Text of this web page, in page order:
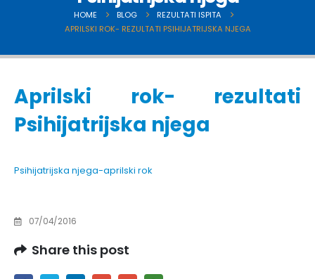
HOME BLOG
REZULTATI ISPITA
APRILSKI ROK- REZULTATI PSIHIJATRIJSKA NJEGA
Aprilski rok- rezultati
Psihijatrijska njega
Psihijatrijska njega-aprilski rok
07/04/2016
Share this post